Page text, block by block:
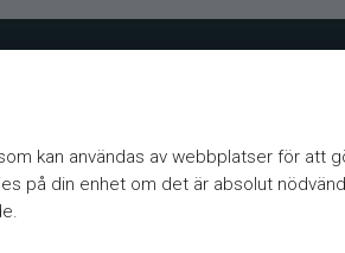
kan användas av webbplatser för att
på din enhet om det är absolut